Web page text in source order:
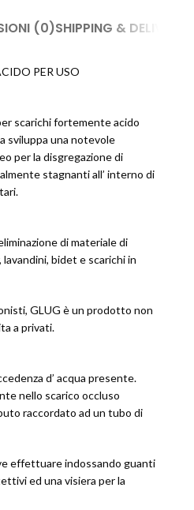
(0)SHIPPING & DELIVERY
PER USO
scarichi fortemente acido
sviluppa una notevole
per la disgregazione di
stagnanti all’ interno di
di materiale di
bidet e scarichi in
GLUG è un prodotto non
a privati.
d’ acqua presente.
nello scarico occluso
raccordato ad un tubo di
effettuare indossando guanti
ed una visiera per la